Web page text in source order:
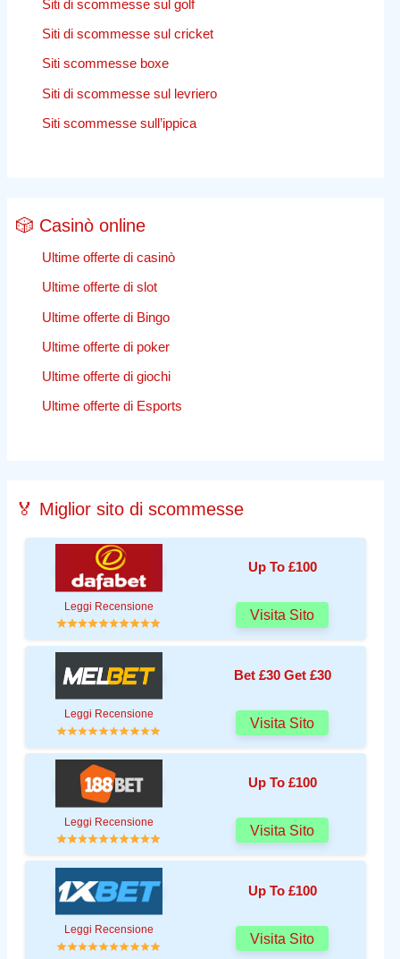
Siti di scommesse sul golf
Siti di scommesse sul cricket
Siti scommesse boxe
Siti di scommesse sul levriero
Siti scommesse sull’ippica
🎲 Casinò online
Ultime offerte di casinò
Ultime offerte di slot
Ultime offerte di Bingo
Ultime offerte di poker
Ultime offerte di giochi
Ultime offerte di Esports
🏅 Miglior sito di scommesse
Up To £100
Leggi Recensione
Visita Sito
Bet £30 Get £30
Leggi Recensione
Visita Sito
Up To £100
Leggi Recensione
Visita Sito
Up To £100
Leggi Recensione
Visita Sito